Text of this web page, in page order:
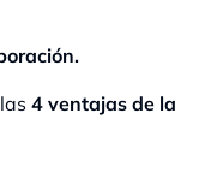
4 ventajas de la